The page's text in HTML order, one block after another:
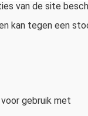
kan tegen een
gebruik met
van de site